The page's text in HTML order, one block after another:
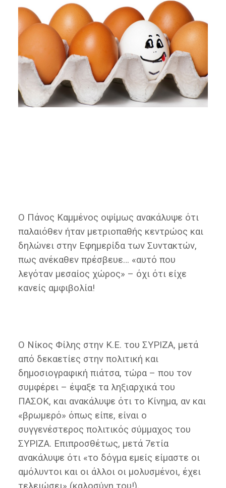
Ο Πάνος Καμμένος οψίμως ανακάλυψε ότι
παλαιόθεν ήταν μετριοπαθής κεντρώος και
δηλώνει στην Εφημερίδα των Συντακτών,
πως ανέκαθεν πρέσβευε… «αυτό που
λεγόταν μεσαίος χώρος» – όχι ότι είχε
κανείς αμφιβολία!
Ο Νίκος Φίλης στην Κ.Ε. του ΣΥΡΙΖΑ, μετά
από δεκαετίες στην πολιτική και
δημοσιογραφική πιάτσα, τώρα – που τον
συμφέρει – έψαξε τα ληξιαρχικά του
ΠΑΣΟΚ, και ανακάλυψε ότι το Κίνημα, αν και
«βρωμερό» όπως είπε, είναι ο
συγγενέστερος πολιτικός σύμμαχος του
ΣΥΡΙΖΑ. Επιπροσθέτως, μετά 7ετία
ανακάλυψε ότι «το δόγμα εμείς είμαστε οι
αμόλυντοι και οι άλλοι οι μολυσμένοι, έχει